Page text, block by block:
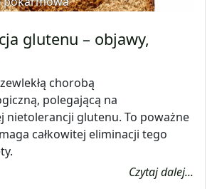
glutenu – objawy,
chorobą
polegającą na
nietolerancji glutenu. To poważne
całkowitej eliminacji tego
Czytaj dalej...